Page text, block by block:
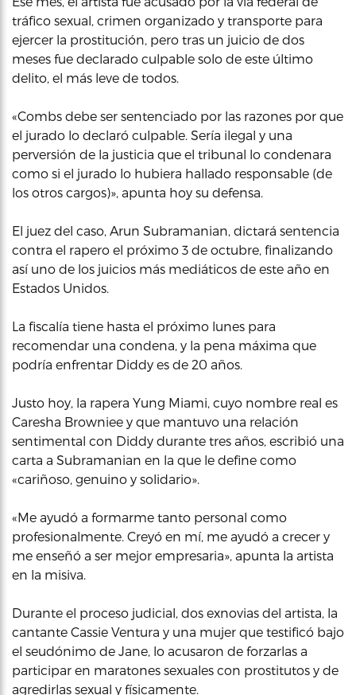
tráfico sexual, crimen organizado y transporte para
ejercer la prostitución, pero tras un juicio de dos
meses fue declarado culpable solo de este último
delito, el más leve de todos.
«Combs debe ser sentenciado por las razones por que
el jurado lo declaró culpable. Sería ilegal y una
perversión de la justicia que el tribunal lo condenara
como si el jurado lo hubiera hallado responsable (de
los otros cargos)», apunta hoy su defensa.
El juez del caso, Arun Subramanian, dictará sentencia
contra el rapero el próximo 3 de octubre, finalizando
así uno de los juicios más mediáticos de este año en
Estados Unidos.
La fiscalía tiene hasta el próximo lunes para
recomendar una condena, y la pena máxima que
podría enfrentar Diddy es de 20 años.
Justo hoy, la rapera Yung Miami, cuyo nombre real es
Caresha Browniee y que mantuvo una relación
sentimental con Diddy durante tres años, escribió una
carta a Subramanian en la que le define como
«cariñoso, genuino y solidario».
«Me ayudó a formarme tanto personal como
profesionalmente. Creyó en mí, me ayudó a crecer y
me enseñó a ser mejor empresaria», apunta la artista
en la misiva.
Durante el proceso judicial, dos exnovias del artista, la
cantante Cassie Ventura y una mujer que testificó bajo
el seudónimo de Jane, lo acusaron de forzarlas a
participar en maratones sexuales con prostitutos y de
agredirlas sexual y físicamente.